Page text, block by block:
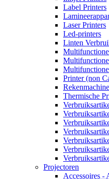
Label Printers
Laser Printers
Led-printers
Linten
Printer (non
Thermische
Projectoren
Accessoires -